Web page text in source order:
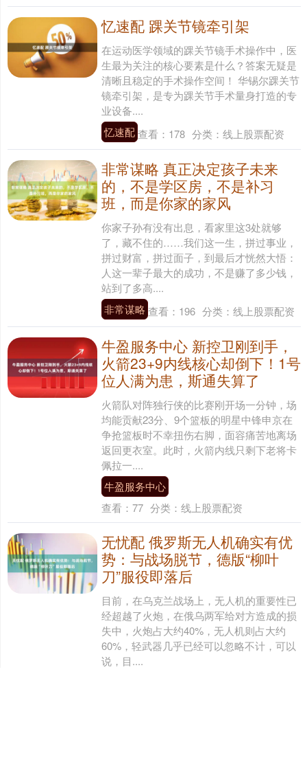
忆速配 踝关节镜牵引架
在运动医学领域的踝关节镜手术操作中，医
生最为关注的核心要素是什么？答案无疑是
清晰且稳定的手术操作空间！ 华锡尔踝关节
镜牵引架，是专为踝关节手术量身打造的专
业设备....
忆速配查看： 178 分类： 线上股票配资
非常谋略 真正决定孩子未来
的，不是学区房，不是补习
班，而是你家的家风
你家子孙有没有出息，看家里这3处就够
了，藏不住的……我们这一生，拼过事业，
拼过财富，拼过面子，到最后才恍然大悟：
人这一辈子最大的成功，不是赚了多少钱，
站到了多高....
非常谋略 查看： 196 分类： 线上股票配资
牛盈服务中心 新控卫刚到手，
火箭23+9内线核心却倒下！1号
位人满为患，斯通失算了
火箭队对阵独行侠的比赛刚开场一分钟，场
均能贡献23分、9个篮板的明星中锋申京在
争抢篮板时不幸扭伤右脚，面容痛苦地离场
返回更衣室。此时，火箭内线只剩下老将卡
佩拉一....
牛盈服务中心
查看： 77 分类： 线上股票配资
无忧配 俄罗斯无人机确实有优
势：与战场脱节，德版“柳叶
刀”服役即落后
目前，在乌克兰战场上，无人机的重要性已
经超越了火炮，在俄乌两军给对方造成的损
失中，火炮占大约40%，无人机则占大约
60%，轻武器几乎已经可以忽略不计，可以
说，目....